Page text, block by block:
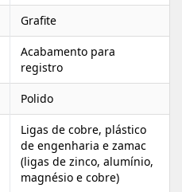
Grafite
Acabamento para
registro
Polido
Ligas de cobre, plástico
de engenharia e zamac
(ligas de zinco, alumínio,
magnésio e cobre)